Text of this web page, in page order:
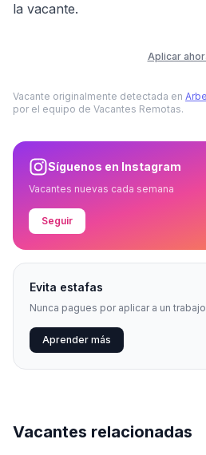
la vacante.
Aplicar
Vacante originalmente detectada en
por el equipo de Vacantes Remotas.
Síguenos en Instagram
Vacantes nuevas cada semana
Seguir
Evita estafas
Nunca pagues por aplicar a un
Aprender más
Vacantes relacionadas